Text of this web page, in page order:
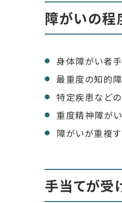
障がいの程
身体障がい者手
最重度の知的
特定疾患など
重度精神障が
障がいが重複
手当てが受